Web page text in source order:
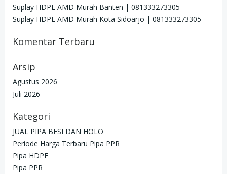
Suplay HDPE AMD Murah Banten | 081333273305
Suplay HDPE AMD Murah Kota Sidoarjo | 081333273305
Komentar Terbaru
Arsip
Agustus 2026
Juli 2026
Kategori
JUAL PIPA BESI DAN HOLO
Periode Harga Terbaru Pipa PPR
Pipa HDPE
Pipa PPR